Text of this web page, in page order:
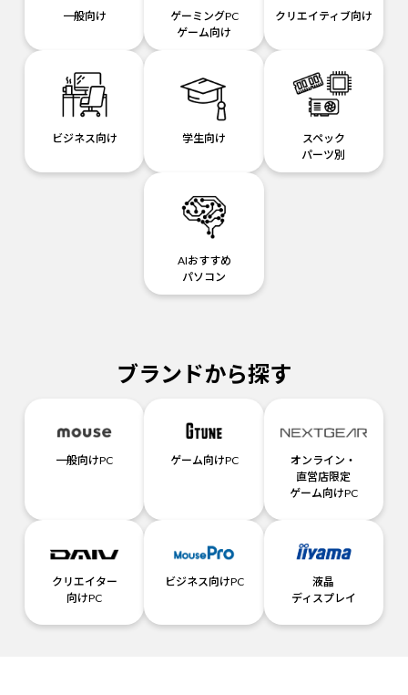
一般向け
ゲーミングPC
ゲーム向け
クリエイティブ向け
ビジネス向け 学生向け
スペック
パーツ別
AIおすすめ
パソコン
ブランドから探す
一般向けPC ゲーム向けPC
オンライン・
直営店限定
ゲーム向けPC
クリエイター
向けPC
ビジネス向けPC
液晶
ディスプレイ